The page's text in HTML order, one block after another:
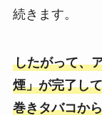
続きます。
したがって、
煙」が完了し
巻きタバコか